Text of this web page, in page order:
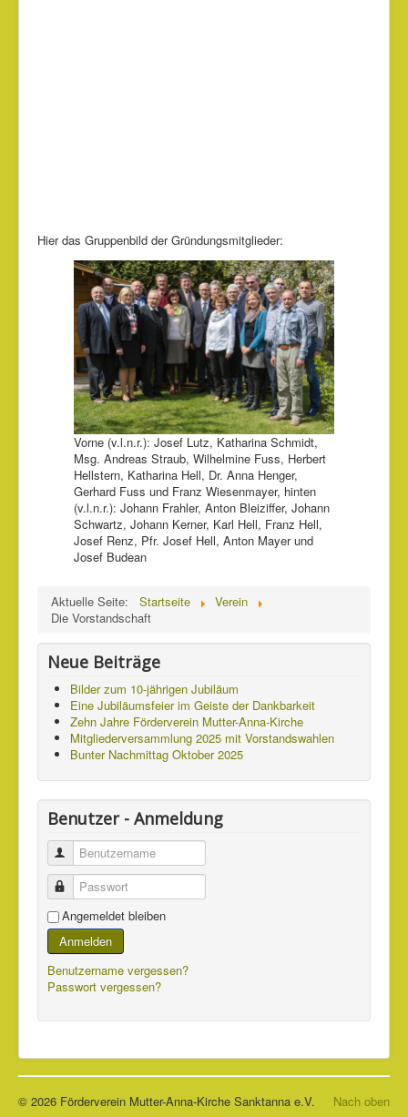
Hier das Gruppenbild der Gründungsmitglieder:
Vorne (v.l.n.r.): Josef Lutz, Katharina Schmidt,
Msg. Andreas Straub, Wilhelmine Fuss, Herbert
Hellstern, Katharina Hell, Dr. Anna Henger,
Gerhard Fuss und Franz Wiesenmayer, hinten
(v.l.n.r.): Johann Frahler, Anton Bleiziffer, Johann
Schwartz, Johann Kerner, Karl Hell, Franz Hell,
Josef Renz, Pfr. Josef Hell, Anton Mayer und
Josef Budean
Aktuelle Seite: Startseite
Verein
Die Vorstandschaft
Neue Beiträge
Bilder zum 10-jährigen Jubiläum
Eine Jubiläumsfeier im Geiste der Dankbarkeit
Zehn Jahre Förderverein Mutter-Anna-Kirche
Mitgliederversammlung 2025 mit Vorstandswahlen
Bunter Nachmittag Oktober 2025
Benutzer - Anmeldung
Benutzername
Passwort
Angemeldet bleiben
Anmelden
Benutzername vergessen?
Passwort vergessen?
Nach oben
© 2026 Förderverein Mutter-Anna-Kirche Sanktanna e.V.